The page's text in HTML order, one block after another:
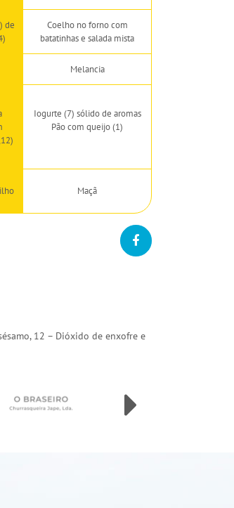
de
Coelho no forno com
batatinhas e salada mista
Melancia
Iogurte (7) sólido de aromas
Pão com queijo (1)
Maçã
12 – Dióxido de enxofre e